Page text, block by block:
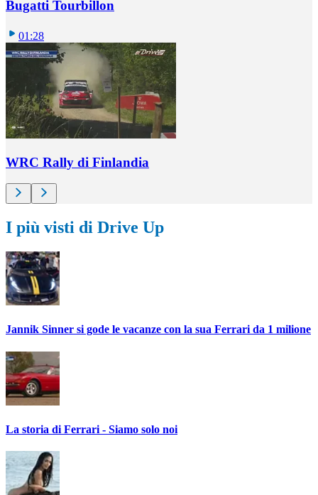
Bugatti Tourbillon
01:28
WRC Rally di Finlandia
I più visti di Drive Up
Jannik Sinner si gode le vacanze con la sua Ferrari da 1 milione
La storia di Ferrari - Siamo solo noi